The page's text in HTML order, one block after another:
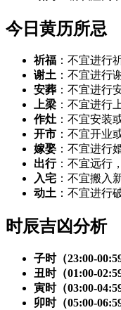
今日黄历所忌
祈福 ：不宜进行
谢土 ：不宜进行
安葬 ：不宜进行
上梁 ：不宜进行
作灶：不宜安装
开市 ：不宜开业
嫁娶 ：不宜进行
出行：不宜远行
入宅 ：不宜搬入
动土 ：不宜进行
时辰吉凶分析
子时（23:00-00:59
丑时（01:00-02:59
寅时（03:00-04:59
卯时（05:00-06:59